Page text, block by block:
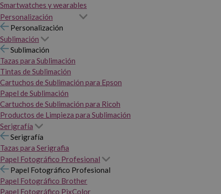
Smartwatches y wearables
Personalización
Personalización
Sublimación
Sublimación
Tazas para Sublimación
Tintas de Sublimación
Cartuchos de Sublimación para Epson
Papel de Sublimación
Cartuchos de Sublimación para Ricoh
Productos de Limpieza para Sublimación
Serigrafía
Serigrafía
Tazas para Serigrafia
Papel Fotográfico Profesional
Papel Fotográfico Profesional
Papel Fotográfico Brother
Papel Fotográfico PixColor